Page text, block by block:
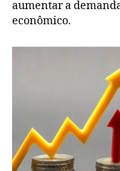
aumentar a
econômico.